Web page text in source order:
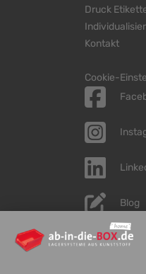
Druck
Kontakt
Cookie-
Blog